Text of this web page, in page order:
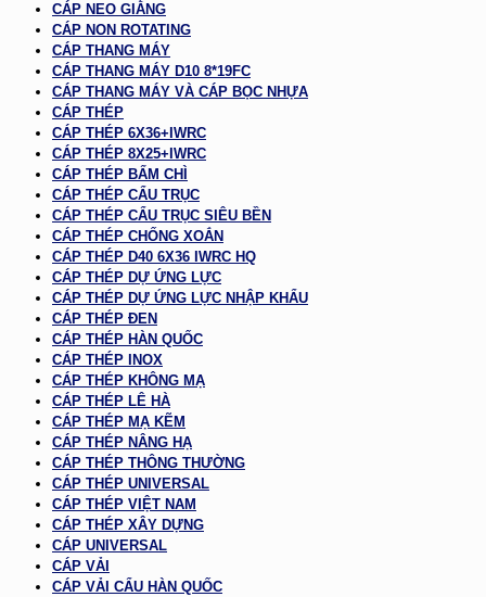
CÁP NEO GIẰNG
CÁP NON ROTATING
CÁP THANG MÁY
CÁP THANG MÁY D10 8*19FC
CÁP THANG MÁY VÀ CÁP BỌC NHỰA
CÁP THÉP
CÁP THÉP 6X36+IWRC
CÁP THÉP 8X25+IWRC
CÁP THÉP BẤM CHÌ
CÁP THÉP CẨU TRỤC
CÁP THÉP CẨU TRỤC SIÊU BỀN
CÁP THÉP CHỐNG XOẮN
CÁP THÉP D40 6X36 IWRC HQ
CÁP THÉP DỰ ỨNG LỰC
CÁP THÉP DỰ ỨNG LỰC NHẬP KHẨU
CÁP THÉP ĐEN
CÁP THÉP HÀN QUỐC
CÁP THÉP INOX
CÁP THÉP KHÔNG MẠ
CÁP THÉP LÊ HÀ
CÁP THÉP MẠ KẼM
CÁP THÉP NÂNG HẠ
CÁP THÉP THÔNG THƯỜNG
CÁP THÉP UNIVERSAL
CÁP THÉP VIỆT NAM
CÁP THÉP XÂY DỰNG
CÁP UNIVERSAL
CÁP VẢI
CÁP VẢI CẨU HÀN QUỐC